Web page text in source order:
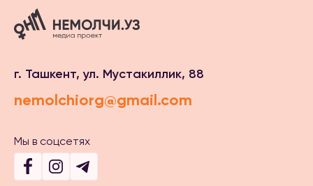
г. Ташкент, ул. Мустакиллик, 88
nemolchiorg@gmail.com
Мы в соцсетях